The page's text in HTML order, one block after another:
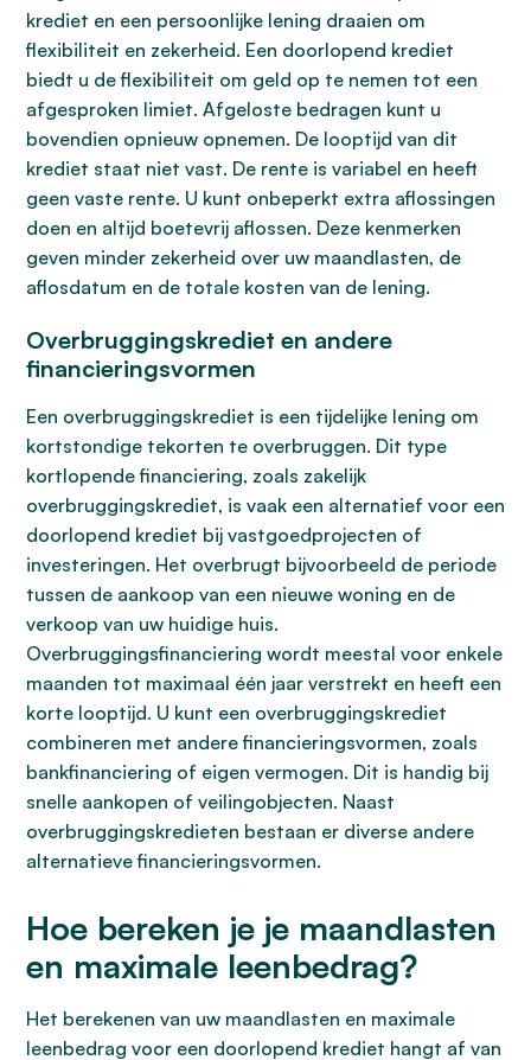
krediet en een persoonlijke lening draaien om
flexibiliteit en zekerheid. Een doorlopend krediet
biedt u de flexibiliteit om geld op te nemen tot een
afgesproken limiet. Afgeloste bedragen kunt u
bovendien opnieuw opnemen. De looptijd van dit
krediet staat niet vast. De rente is variabel en heeft
geen vaste rente. U kunt onbeperkt extra aflossingen
doen en altijd boetevrij aflossen. Deze kenmerken
geven minder zekerheid over uw maandlasten, de
aflosdatum en de totale kosten van de lening.
Overbruggingskrediet en andere
financieringsvormen
Een overbruggingskrediet is een tijdelijke lening om
kortstondige tekorten te overbruggen. Dit type
kortlopende financiering, zoals zakelijk
overbruggingskrediet, is vaak een alternatief voor een
doorlopend krediet bij vastgoedprojecten of
investeringen. Het overbrugt bijvoorbeeld de periode
tussen de aankoop van een nieuwe woning en de
verkoop van uw huidige huis.
Overbruggingsfinanciering wordt meestal voor enkele
maanden tot maximaal één jaar verstrekt en heeft een
korte looptijd. U kunt een overbruggingskrediet
combineren met andere financieringsvormen, zoals
bankfinanciering of eigen vermogen. Dit is handig bij
snelle aankopen of veilingobjecten. Naast
overbruggingskredieten bestaan er diverse andere
alternatieve financieringsvormen.
Hoe bereken je je maandlasten
en maximale leenbedrag?
Het berekenen van uw maandlasten en maximale
leenbedrag voor een doorlopend krediet hangt af van